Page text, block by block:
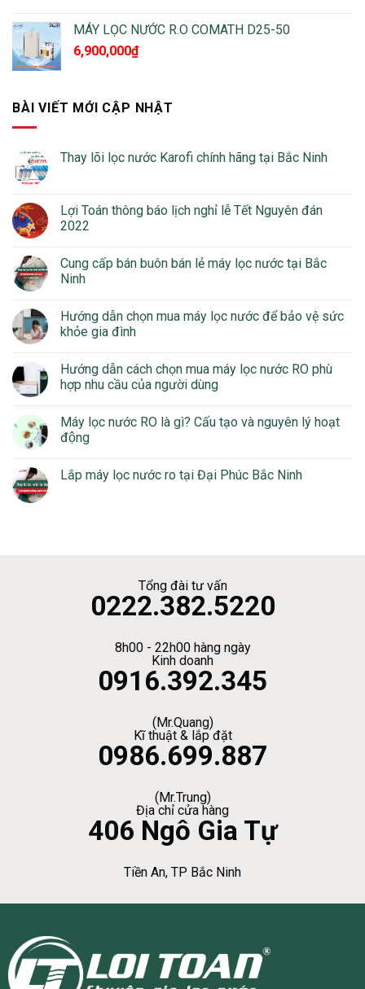
MÁY LỌC NƯỚC R.O COMATH D25-50
6,900,000₫
BÀI VIẾT MỚI CẬP NHẬT
Thay lõi lọc nước Karofi chính hãng tại Bắc Ninh
Lợi Toán thông báo lịch nghỉ lễ Tết Nguyên đán
2022
Cung cấp bán buôn bán lẻ máy lọc nước tại Bắc
Ninh
Hướng dẫn chọn mua máy lọc nước để bảo vệ sức
khỏe gia đình
Hướng dẫn cách chọn mua máy lọc nước RO phù
hợp nhu cầu của người dùng
Máy lọc nước RO là gì? Cấu tạo và nguyên lý hoạt
động
Lắp máy lọc nước ro tại Đại Phúc Bắc Ninh
Tổng đài tư vấn
0222.382.5220
8h00 - 22h00 hàng ngày
Kinh doanh
0916.392.345
(Mr.Quang)
Kĩ thuật & lắp đặt
0986.699.887
(Mr.Trung)
Địa chỉ cửa hàng
406 Ngô Gia Tự
Tiền An, TP Bắc Ninh